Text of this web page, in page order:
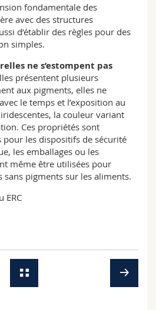
fondamentale des
avec des structures
d’établir des règles pour des
simples.
ne s’estompent pas
présentent plusieurs
aux pigments, elles ne
le temps et l’exposition au
la couleur variant
Ces propriétés sont
les dispositifs de sécurité
les emballages ou les
même être utilisées pour
pigments sur les aliments.
ERC